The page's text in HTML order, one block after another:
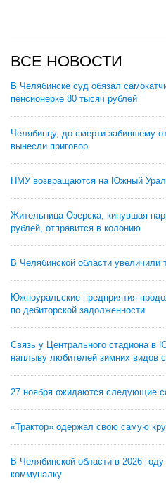
ВСЕ НОВОСТИ
В Челябинске суд обязал
пенсионерке 80 тысяч рублей
Челябинцу, до смерти забившему
вынесли приговор
НМУ возвращаются на Южный Урал
Жительница Озерска, кинувшая
рублей, отправится в колонию
В Челябинской области увеличили
Южноуральские предприятия
по дебиторской задолженности
Связь у Центрального стадиона в
наплыву любителей зимних видов
27 ноября ожидаются следующие
«Трактор» одержал свою самую
В Челябинской области в 2026
коммуналку